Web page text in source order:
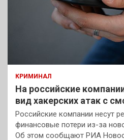
КРИМИНАЛ
На российские
вид хакерских атак с
Российские компании несут
финансовые потери из-за
Об этом сообщают РИА